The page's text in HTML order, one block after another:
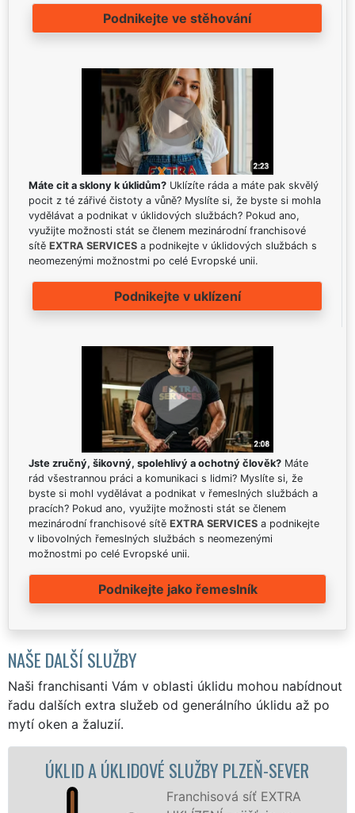
Podnikejte ve stěhování
Máte cit a sklony k úklidům? Uklízíte ráda a máte pak skvělý
pocit z té zářivé čistoty a vůně? Myslíte si, že byste si mohla
vydělávat a podnikat v úklidových službách? Pokud ano,
využijte možnosti stát se členem mezinárodní franchisové
sítě EXTRA SERVICES a podnikejte v úklidových službách s
neomezenými možnostmi po celé Evropské unii.
Podnikejte v uklízení
Jste zručný, šikovný, spolehlivý a ochotný člověk? Máte
rád všestrannou práci a komunikaci s lidmi? Myslíte si, že
byste si mohl vydělávat a podnikat v řemeslných službách a
pracích? Pokud ano, využijte možnosti stát se členem
mezinárodní franchisové sítě EXTRA SERVICES a podnikejte
v libovolných řemeslných službách s neomezenými
možnostmi po celé Evropské unii.
Podnikejte jako řemeslník
NAŠE DALŠÍ SLUŽBY
Naši franchisanti Vám v oblasti úklidu mohou nabídnout
řadu dalších extra služeb od generálního úklidu až po
mytí oken a žaluzií.
ÚKLIDOVÉ SLUŽBY PLZEŇ-SEVER
Franchisová síť EXTRA